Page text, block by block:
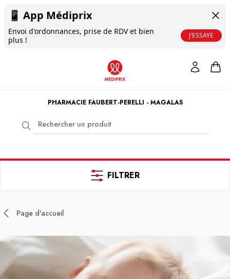
📱 App Médiprix
Envoi d'ordonnances, prise de RDV et bien
plus !
J'ESSAYE
PHARMACIE FAUBERT-PERELLI - MAGALAS
FILTRER
Page d'accueil